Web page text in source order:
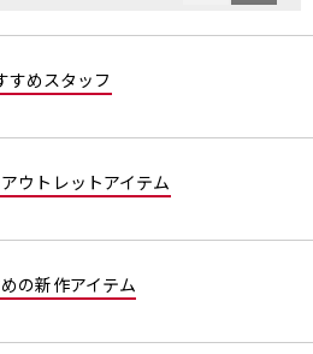
Reviews
へ
すめスタッフ
ウトレットアイテム
の新作アイテム